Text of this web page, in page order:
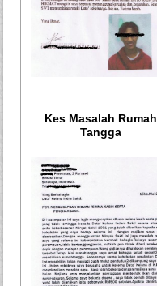
Kes Masalah Rumah
Tangga